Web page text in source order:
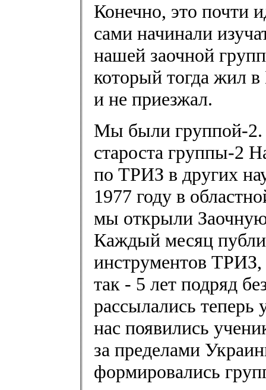
Конечно, это почти
сами начинали
нашей заочной
который тогда жил
и не приезжал.
Мы были группой-2.
староста группы-2
по ТРИЗ в других
1977 году в
мы открыли Заочную
Каждый месяц
инструментов ТРИЗ,
так - 5 лет подряд
рассылались
нас появились
за пределами
формировались